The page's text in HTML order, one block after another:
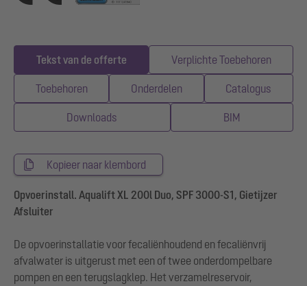
Tekst van de offerte Verplichte Toebehoren
Toebehoren Onderdelen Catalogus
Downloads BIM
Kopieer naar klembord
Opvoerinstall. Aqualift XL 200l Duo, SPF 3000-S1, Gietijzer
Afsluiter
De opvoerinstallatie voor fecaliënhoudend en fecaliënvrij
afvalwater is uitgerust met een of twee onderdompelbare
pompen en een terugslagklep. Het verzamelreservoir,